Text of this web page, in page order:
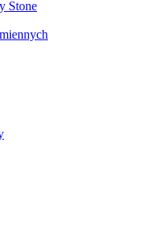
Stone